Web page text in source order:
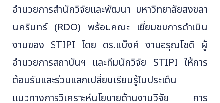
อำนวยการสำนักวิจัยและพัฒนา มหาวิทยาลัยสงขลา
นครินทร์ (RDO) พร้อมคณะ เยี่ยมชมการดำเนิน
งานของ STIPI โดย ดร.แบ๊งค์ งามอรุณโชติ ผู้
อำนวยการสถาบันฯ และทีมนักวิจัย STIPI ให้การ
ต้อนรับและร่วมแลกเปลี่ยนเรียนรู้ในประเด็น
แนวทางการวิเคราะห์นโยบายด้านงานวิจัย การ